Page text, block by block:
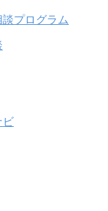
プログラム
ビ